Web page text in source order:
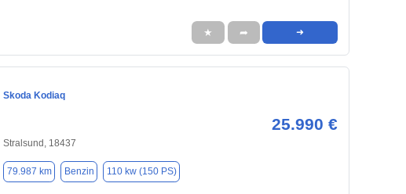
★ ➦ ➜
Skoda Kodiaq
25.990 €
Stralsund, 18437
79.987 km Benzin 110 kw (150 PS)